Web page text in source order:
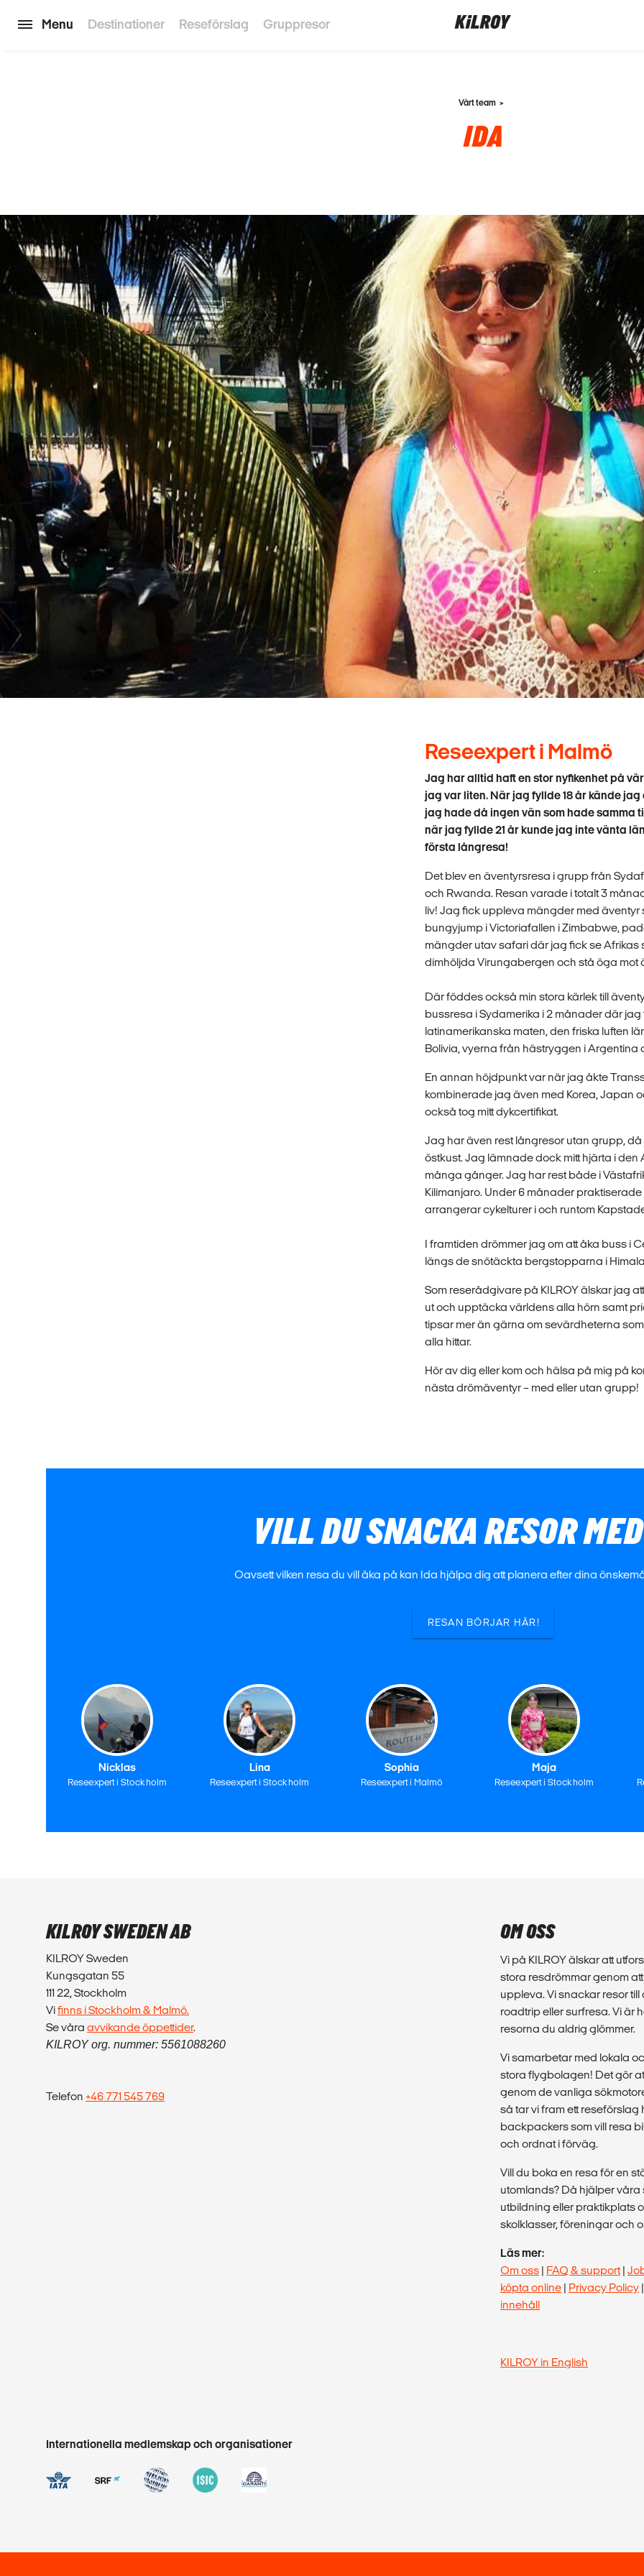
Menu Destinationer Reseförslag Gruppresor
Vårt team
IDA
Reseexpert i Malmö
Jag har alltid haft en stor nyfikenhet på
jag var liten. När jag fyllde 18 år kände
jag hade då ingen vän som hade samma
när jag fyllde 21 år kunde jag inte vänta
första långresa!
Det blev en äventyrsresa i grupp från
och Rwanda. Resan varade i totalt 3
liv! Jag fick uppleva mängder med
bungyjump i Victoriafallen i Zimbabwe,
mängder utav safari där jag fick se
dimhöljda Virungabergen och stå öga
Där föddes också min stora kärlek till
bussresa i Sydamerika i 2 månader där
latinamerikanska maten, den friska luften
Bolivia, vyerna från hästryggen i Argentina
En annan höjdpunkt var när jag åkte
kombinerade jag även med Korea, Japan
också tog mitt dykcertifikat.
Jag har även rest långresor utan grupp,
östkust. Jag lämnade dock mitt hjärta i
många gånger. Jag har rest både i
Kilimanjaro. Under 6 månader
arrangerar cykelturer i och runtom
I framtiden drömmer jag om att åka buss i
längs de snötäckta bergstopparna i
Som reserådgivare på KILROY älskar jag
ut och upptäcka världens alla hörn samt
tipsar mer än gärna om sevärdheterna
alla hittar.
Hör av dig eller kom och hälsa på mig på
nästa drömäventyr – med eller utan grupp!
VILL DU SNACKA RESOR
Oavsett vilken resa du vill åka på kan Ida hjälpa dig att planera efter dina
RESAN BÖRJAR HÄR!
Nicklas
Reseexpert i Stockholm
Lina
Reseexpert i Stockholm
Sophia
Reseexpert i Malmö
Maja
Reseexpert i Stockholm
KILROY SWEDEN AB
KILROY Sweden
Kungsgatan 55
111 22, Stockholm
Vifinns i Stockholm & Malmö.
Se våra avvikande öppettider.
KILROY org. nummer: 5561088260
Telefon +46 771 545 769
OM OSS
Vi på KILROY älskar att
stora resdrömmar genom
uppleva. Vi snackar resor
roadtrip eller surfresa. Vi är
resorna du aldrig glömmer.
Vi samarbetar med lokala
stora flygbolagen! Det gör
genom de vanliga
så tar vi fram ett reseförslag
backpackers som vill resa
och ordnat i förväg.
Vill du boka en resa för en
utomlands? Då hjälper våra
utbildning eller praktikplats
skolklasser, föreningar och
Läs mer:
Om oss | FAQ & support|
köpta online | Privacy Policy |
innehåll
KILROY in English
Internationella medlemskap och organisationer